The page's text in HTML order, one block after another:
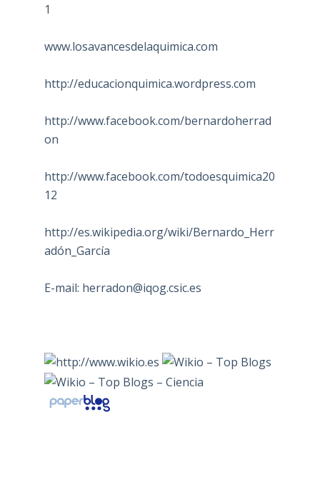
1
www.losavancesdelaquimica.com
http://educacionquimica.wordpress.com
http://www.facebook.com/bernardoherrad
on
http://www.facebook.com/todoesquimica20
12
http://es.wikipedia.org/wiki/Bernardo_Herr
adón_García
E-mail: herradon@iqog.csic.es